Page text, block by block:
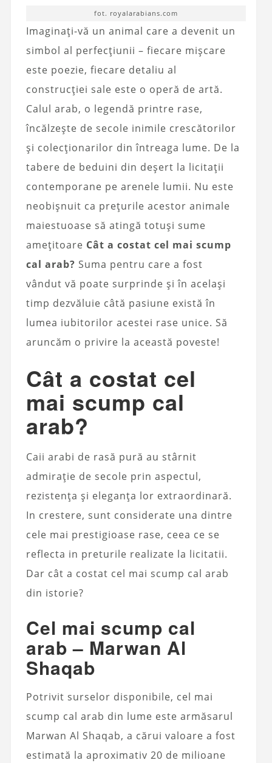
fot. royalarabians.com
Imaginați-vă un animal care a devenit un
simbol al perfecțiunii – fiecare mișcare
este poezie, fiecare detaliu al
construcției sale este o operă de artă.
Calul arab, o legendă printre rase,
încălzește de secole inimile crescătorilor
și colecționarilor din întreaga lume. De la
tabere de beduini din deșert la licitații
contemporane pe arenele lumii. Nu este
neobișnuit ca prețurile acestor animale
maiestuoase să atingă totuși sume
amețitoare Cât a costat cel mai scump
cal arab? Suma pentru care a fost
vândut vă poate surprinde și în același
timp dezvăluie câtă pasiune există în
lumea iubitorilor acestei rase unice. Să
aruncăm o privire la această poveste!
Cât a costat cel
mai scump cal
arab?
Caii arabi de rasă pură au stârnit
admirație de secole prin aspectul,
rezistența și eleganța lor extraordinară.
In crestere, sunt considerate una dintre
cele mai prestigioase rase, ceea ce se
reflecta in preturile realizate la licitatii.
Dar cât a costat cel mai scump cal arab
din istorie?
Cel mai scump cal
arab – Marwan Al
Shaqab
Potrivit surselor disponibile, cel mai
scump cal arab din lume este armăsarul
Marwan Al Shaqab, a cărui valoare a fost
estimată la aproximativ 20 de milioane